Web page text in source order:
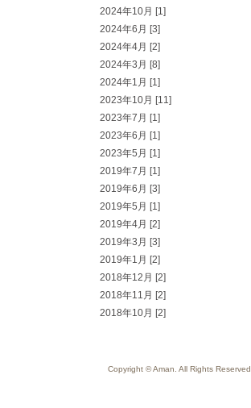
2024年10月 [1]
2024年6月 [3]
2024年4月 [2]
2024年3月 [8]
2024年1月 [1]
2023年10月 [11]
2023年7月 [1]
2023年6月 [1]
2023年5月 [1]
2019年7月 [1]
2019年6月 [3]
2019年5月 [1]
2019年4月 [2]
2019年3月 [3]
2019年1月 [2]
2018年12月 [2]
2018年11月 [2]
2018年10月 [2]
Copyright © Aman. All Rights Reserved.